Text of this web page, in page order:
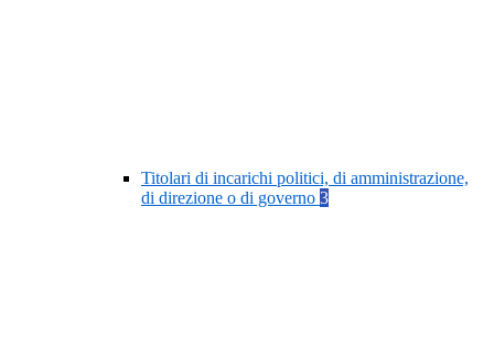
Titolari di incarichi politici, di amministrazione,
di direzione o di governo 3